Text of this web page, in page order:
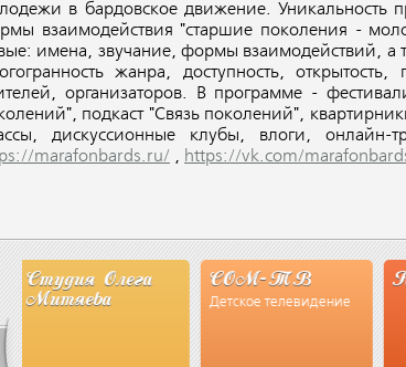
в бардовское движение. Уникальность
взаимодействия "старшие поколения -
имена, звучание, формы взаимодействий, а
жанра, доступность,
организаторов. В программе -
подкаст "Связь поколений",
дискуссионные клубы, влоги,
marafonbards.ru/ , https://vk.com/
СОМ-ТВ
Детское телевидение
Наши эксперты